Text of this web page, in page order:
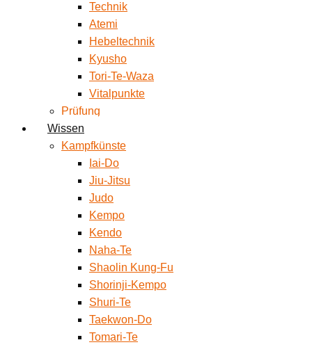
Technik
Atemi
Hebeltechnik
Kyusho
Tori-Te-Waza
Vitalpunkte
Prüfung
Wissen
Kampfkünste
Iai-Do
Jiu-Jitsu
Judo
Kempo
Kendo
Naha-Te
Shaolin Kung-Fu
Shorinji-Kempo
Shuri-Te
Taekwon-Do
Tomari-Te